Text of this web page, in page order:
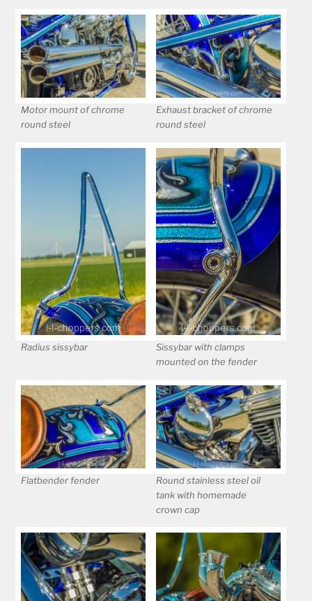
Motor mount of chrome
round steel
Exhaust bracket of chrome
round steel
Radius sissybar
Sissybar with clamps
mounted on the fender
Flatbender fender
Round stainless steel oil
tank with homemade
crown cap